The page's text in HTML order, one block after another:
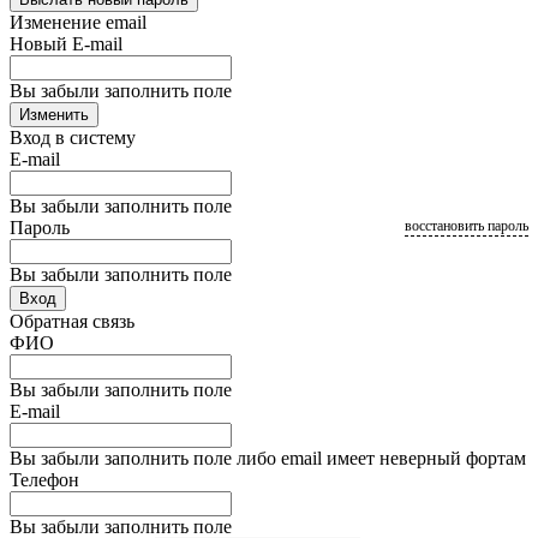
Изменение email
Новый E-mail
Вы забыли заполнить поле
Изменить
Вход в систему
E-mail
Вы забыли заполнить поле
Пароль
Вы забыли заполнить поле
восстановить пароль
Вход
Обратная связь
ФИО
Вы забыли заполнить поле
E-mail
Вы забыли заполнить поле либо email имеет неверный фортам
Телефон
Вы забыли заполнить поле